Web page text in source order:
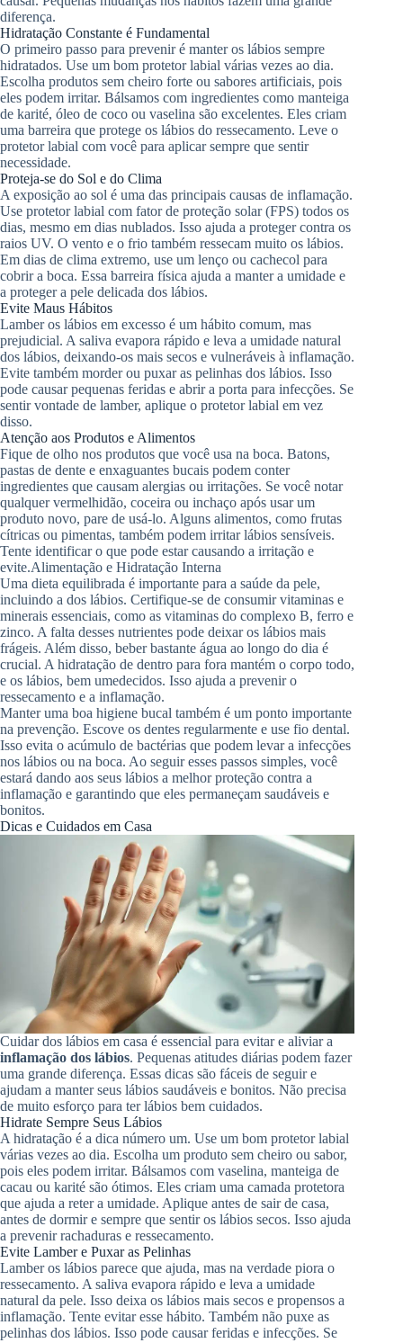
diferença.
Hidratação Constante é Fundamental
O primeiro passo para prevenir é manter os lábios sempre
hidratados. Use um bom protetor labial várias vezes ao dia.
Escolha produtos sem cheiro forte ou sabores artificiais, pois
eles podem irritar. Bálsamos com ingredientes como manteiga
de karité, óleo de coco ou vaselina são excelentes. Eles criam
uma barreira que protege os lábios do ressecamento. Leve o
protetor labial com você para aplicar sempre que sentir
necessidade.
Proteja-se do Sol e do Clima
A exposição ao sol é uma das principais causas de inflamação.
Use protetor labial com fator de proteção solar (FPS) todos os
dias, mesmo em dias nublados. Isso ajuda a proteger contra os
raios UV. O vento e o frio também ressecam muito os lábios.
Em dias de clima extremo, use um lenço ou cachecol para
cobrir a boca. Essa barreira física ajuda a manter a umidade e
a proteger a pele delicada dos lábios.
Evite Maus Hábitos
Lamber os lábios em excesso é um hábito comum, mas
prejudicial. A saliva evapora rápido e leva a umidade natural
dos lábios, deixando-os mais secos e vulneráveis à inflamação.
Evite também morder ou puxar as pelinhas dos lábios. Isso
pode causar pequenas feridas e abrir a porta para infecções. Se
sentir vontade de lamber, aplique o protetor labial em vez
disso.
Atenção aos Produtos e Alimentos
Fique de olho nos produtos que você usa na boca. Batons,
pastas de dente e enxaguantes bucais podem conter
ingredientes que causam alergias ou irritações. Se você notar
qualquer vermelhidão, coceira ou inchaço após usar um
produto novo, pare de usá-lo. Alguns alimentos, como frutas
cítricas ou pimentas, também podem irritar lábios sensíveis.
Tente identificar o que pode estar causando a irritação e
evite.Alimentação e Hidratação Interna
Uma dieta equilibrada é importante para a saúde da pele,
incluindo a dos lábios. Certifique-se de consumir vitaminas e
minerais essenciais, como as vitaminas do complexo B, ferro e
zinco. A falta desses nutrientes pode deixar os lábios mais
frágeis. Além disso, beber bastante água ao longo do dia é
crucial. A hidratação de dentro para fora mantém o corpo todo,
e os lábios, bem umedecidos. Isso ajuda a prevenir o
ressecamento e a inflamação.
Manter uma boa higiene bucal também é um ponto importante
na prevenção. Escove os dentes regularmente e use fio dental.
Isso evita o acúmulo de bactérias que podem levar a infecções
nos lábios ou na boca. Ao seguir esses passos simples, você
estará dando aos seus lábios a melhor proteção contra a
inflamação e garantindo que eles permaneçam saudáveis e
bonitos.
Dicas e Cuidados em Casa
Cuidar dos lábios em casa é essencial para evitar e aliviar a
inflamação dos lábios. Pequenas atitudes diárias podem fazer
uma grande diferença. Essas dicas são fáceis de seguir e
ajudam a manter seus lábios saudáveis e bonitos. Não precisa
de muito esforço para ter lábios bem cuidados.
Hidrate Sempre Seus Lábios
A hidratação é a dica número um. Use um bom protetor labial
várias vezes ao dia. Escolha um produto sem cheiro ou sabor,
pois eles podem irritar. Bálsamos com vaselina, manteiga de
cacau ou karité são ótimos. Eles criam uma camada protetora
que ajuda a reter a umidade. Aplique antes de sair de casa,
antes de dormir e sempre que sentir os lábios secos. Isso ajuda
a prevenir rachaduras e ressecamento.
Evite Lamber e Puxar as Pelinhas
Lamber os lábios parece que ajuda, mas na verdade piora o
ressecamento. A saliva evapora rápido e leva a umidade
natural da pele. Isso deixa os lábios mais secos e propensos a
inflamação. Tente evitar esse hábito. Também não puxe as
pelinhas dos lábios. Isso pode causar feridas e infecções. Se